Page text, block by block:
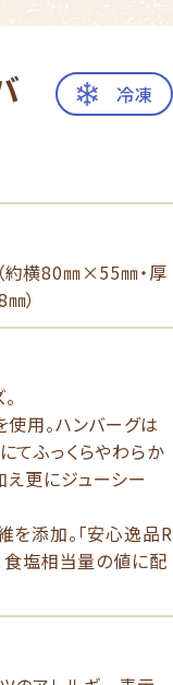
冷凍
約横80㎜×55㎜・厚
）
用。ハンバーグは
てふっくらやわらか
え更にジューシー
添加。「安心逸品R
食塩相当量の値に配